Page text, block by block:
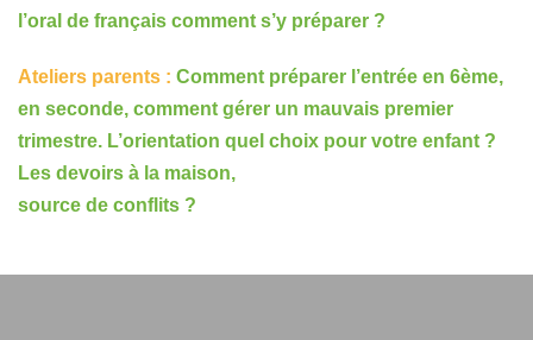
l’oral de français comment s’y préparer ?
Ateliers parents : Comment préparer l’entrée en 6ème,
en seconde, comment gérer un mauvais premier
trimestre. L’orientation quel choix pour votre enfant ?
Les devoirs à la maison,
source de conflits ?